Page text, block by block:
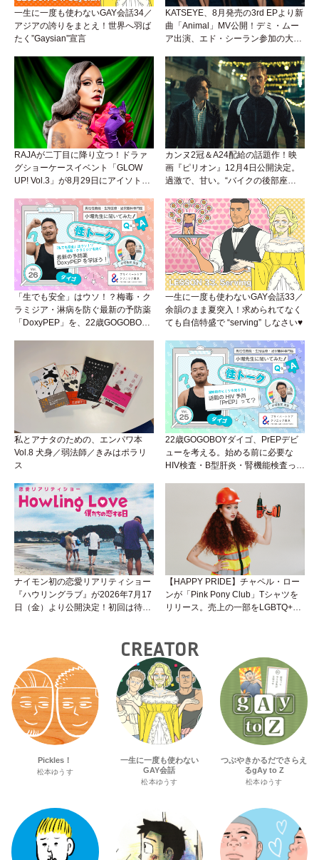
一生に一度も使わないGAY会話34／
アジアの誇りをまとえ！世界へ羽ば
たく”Gaysian”宣言
KATSEYE、8月発売の3rd EPより新
曲「Animal」MV公開！デミ・ムー
ア出演、エド・シーラン参加の大胆
RAJAが二丁目に降り立つ！ドラァ
グショーケースイベント「GLOW
UP! Vol.3」が8月29日にアイソトー
カンヌ2冠＆A24配給の話題作！映
画『ピリオン』12月4日公開決定。
過激で、甘い。“バイクの後部座
「生でも安全」はウソ！？梅毒・ク
ラミジア・淋病を防ぐ最新の予防薬
「DoxyPEP」を、22歳GOGOBOY
（Vol.26）
一生に一度も使わないGAY会話33／
余韻のまま夏突入！求められてなく
ても自信特盛で “serving” しなさい♥
私とアナタのための、エンパワ本
Vol.8 犬身／弱法師／きみはポラリ
ス
22歳GOGOBOYダイゴ、PrEPデビ
ューを考える。始める前に必要な
HIV検査・B型肝炎・腎機能検査っ
性トーク～聞きにくいことは小堀先
生に聞けばイイ！（Vol.25）
ナイモン初の恋愛リアリティショー
『ハウリングラブ』が2026年7月17
日（金）より公開決定！初回は待望
【HAPPY PRIDE】チャペル・ロー
ンが「Pink Pony Club」Tシャツを
リリース。売上の一部をLGBTQ+＆
CREATOR
Pickles！
松本ゆうす
一生に一度も使わない
GAY会話
松本ゆうす
つぶやきかるだでさらえ
るgAy to Z
松本ゆうす